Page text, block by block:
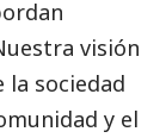
visión
sociedad
y el